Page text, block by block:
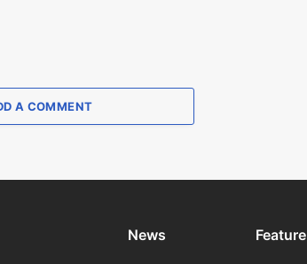
A COMMENT
News Feature